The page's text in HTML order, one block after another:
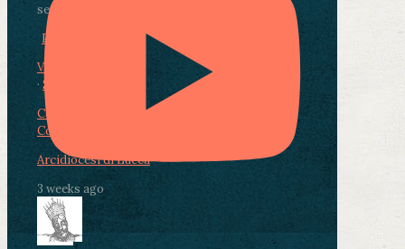
segnate dalla malattia.
Photo
View on Facebook
· Share
Condividi su Facebook
Condividi su LinkedIn
Arcidiocesi di Lucca
3 weeks ago